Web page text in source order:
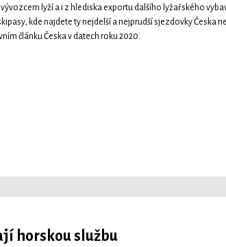
lyží a i z hlediska exportu dalšího lyžařského
kde najdete ty nejdelší a nejprudší sjezdovky Česka
článku Česka v datech roku 2020.
horskou službu